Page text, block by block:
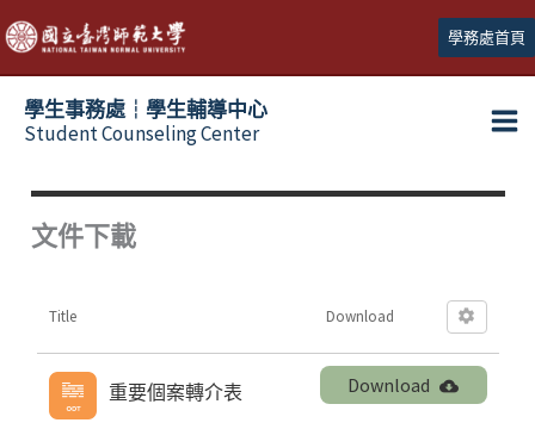
跳
至
主
學務處首頁
學生事務處┆學生輔導中心
Student Counseling Center
文件下載
Title Download
重要個案轉介表 Download